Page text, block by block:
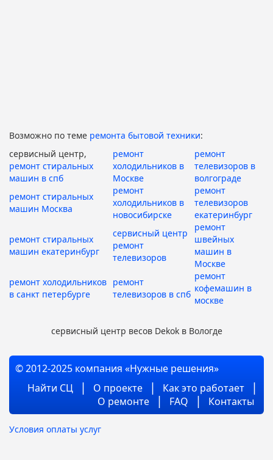
Возможно по теме ремонта бытовой техники:
сервисный центр,
ремонт стиральных
машин в спб
ремонт
холодильников в
Москве
ремонт
телевизоров в
волгограде
ремонт стиральных
машин Москва
ремонт
холодильников в
новосибирске
ремонт
телевизоров
екатеринбург
ремонт стиральных
машин екатеринбург
сервисный центр
ремонт
телевизоров
ремонт
швейных
машин в
Москве
ремонт холодильников
в санкт петербурге
ремонт
телевизоров в спб
ремонт
кофемашин в
москве
сервисный центр весов Dekok в Вологде
© 2012-2025 компания «Нужные решения»
Найти СЦ
О проекте
Как это работает
О ремонте
FAQ Контакты
Условия оплаты услуг